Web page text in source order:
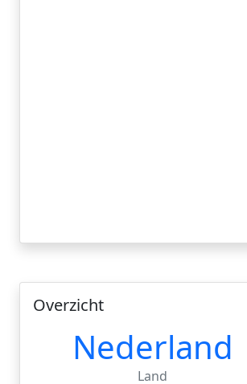
Overzicht
Nederland
Land